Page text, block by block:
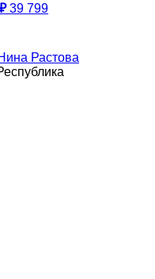
39 799
Растова